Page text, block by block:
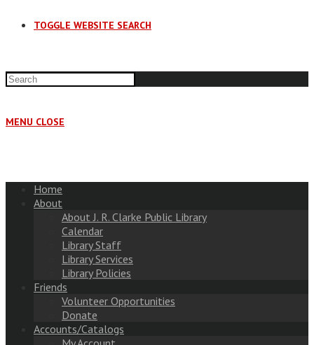
TOGGLE WEBSITE SEARCH
MENU CLOSE
Home
About
About J. R. Clarke Public Library
Calendar
Library Staff
Library Services
Library Policies
Friends
Volunteer Opportunities
Donate
Accounts/Catalogs